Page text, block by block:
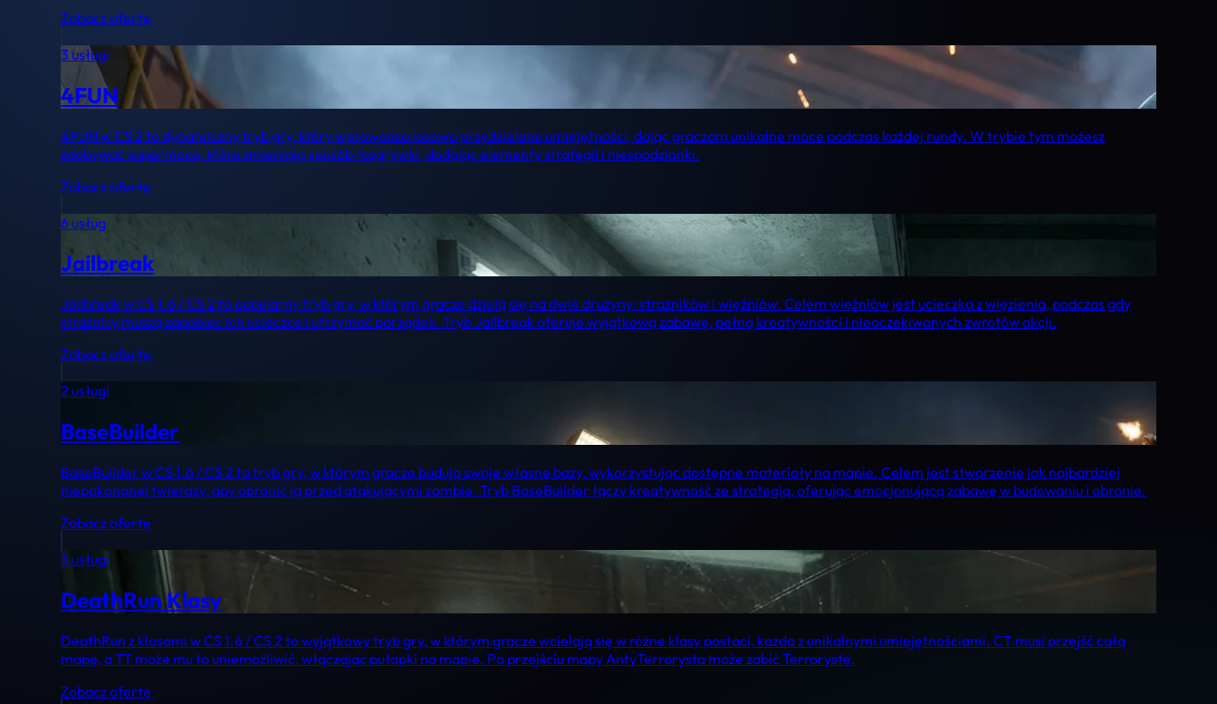
Zobacz ofertę
3 usługi
4FUN
4FUN w CS 2 to dynamiczny tryb gry, który wprowadza losowo przydzielane umiejętności, dając graczom unikalne moce podczas każdej rundy. W trybie tym możesz
zdobywać supermoce, które zmieniają sposób rozgrywki, dodając elementy strategii i niespodzianki.
Zobacz ofertę
6 usług
Jailbreak
Jailbreak w CS 1.6 / CS 2 to popularny tryb gry, w którym gracze dzielą się na dwie drużyny: strażników i więźniów. Celem więźniów jest ucieczka z więzienia, podczas gdy
strażnicy muszą zapobiec ich ucieczce i utrzymać porządek. Tryb Jailbreak oferuje wyjątkową zabawę, pełną kreatywności i nieoczekiwanych zwrotów akcji.
Zobacz ofertę
2 usługi
BaseBuilder
BaseBuilder w CS 1.6 / CS 2 to tryb gry, w którym gracze budują swoje własne bazy, wykorzystując dostępne materiały na mapie. Celem jest stworzenie jak najbardziej
niepokonanej twierdzy, aby obronić ją przed atakującymi zombie. Tryb BaseBuilder łączy kreatywność ze strategią, oferując emocjonującą zabawę w budowaniu i obronie.
Zobacz ofertę
3 usługi
DeathRun Klasy
DeathRun z klasami w CS 1.6 / CS 2 to wyjątkowy tryb gry, w którym gracze wcielają się w różne klasy postaci, każda z unikalnymi umiejętnościami. CT musi przejść całą
mapę, a TT może mu to uniemożliwić, włączając pułapki na mapie. Po przejściu mapy AntyTerrorysta może zabić Terrorystę.
Zobacz ofertę